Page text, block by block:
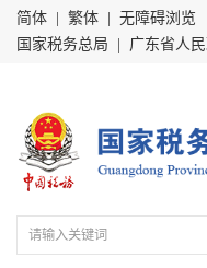
简体 繁体
无障碍浏览
国家税务总局
广东省人